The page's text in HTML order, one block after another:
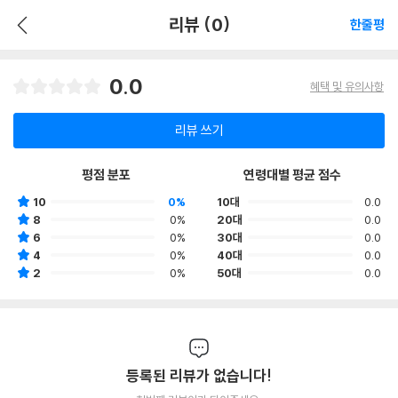
리뷰 (0) 한줄평
0.0 혜택 및 유의사항
리뷰 쓰기
평점 분포
10
0%
8
0%
6
0%
4
0%
2
0%
연령대별 평균 점수
10대
0.0
20대
0.0
30대
0.0
40대
0.0
50대
0.0
등록된 리뷰가 없습니다!